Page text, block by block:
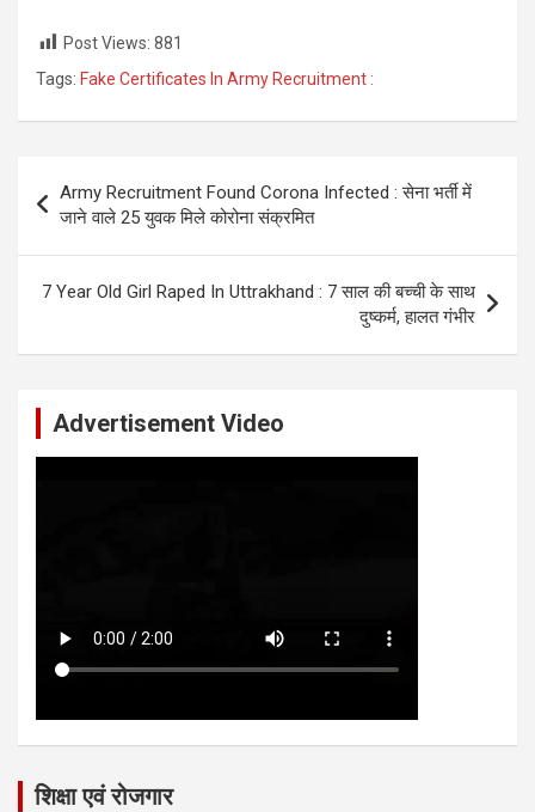
Post Views: 881
Tags: Fake Certificates In Army Recruitment :
navigation
Army Recruitment Found Corona Infected : सेना भर्ती में
जाने वाले 25 युवक मिले कोरोना संक्रमित
7 Year Old Girl Raped In Uttrakhand : 7 साल की बच्ची के साथ
दुष्कर्म, हालत गंभीर
Advertisement Video
शिक्षा एवं रोजगार